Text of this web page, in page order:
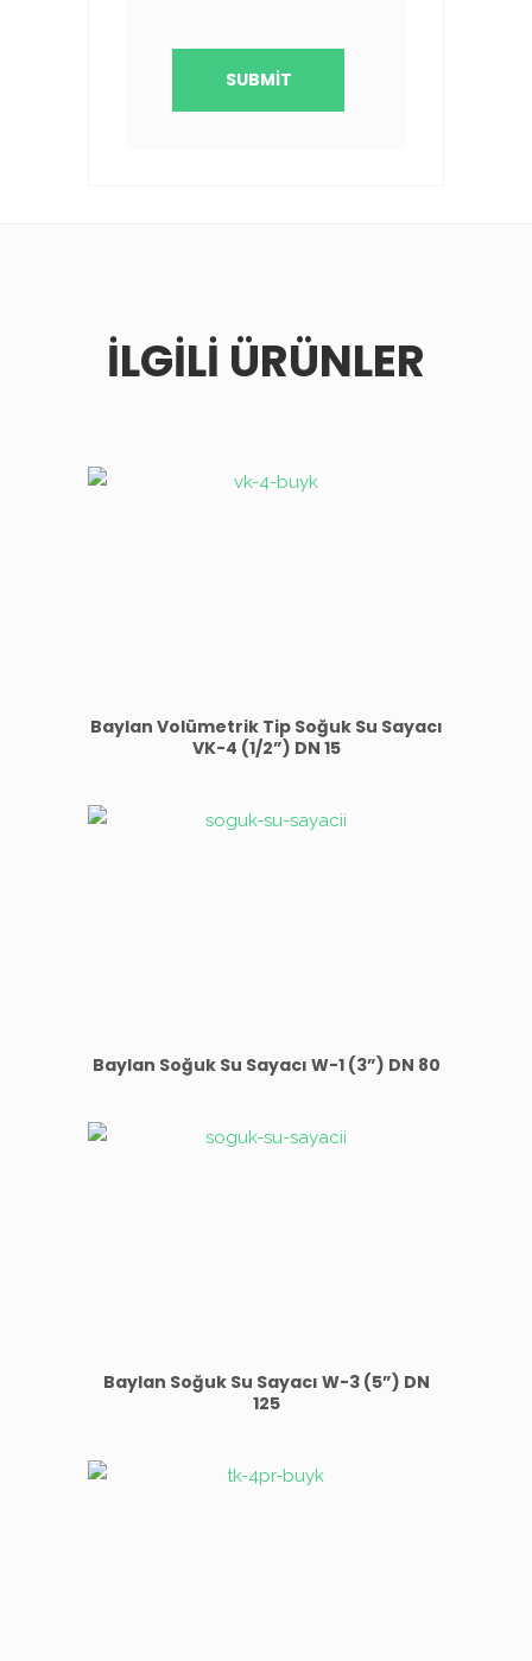
İLGILI ÜRÜNLER
Baylan Volümetrik Tip Soğuk Su Sayacı
VK-4 (1/2”) DN 15
Baylan Soğuk Su Sayacı W-1 (3”) DN 80
Baylan Soğuk Su Sayacı W-3 (5”) DN
125